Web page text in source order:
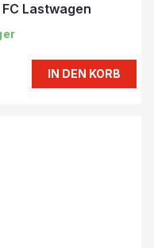
FC Lastwagen
IN DEN KORB